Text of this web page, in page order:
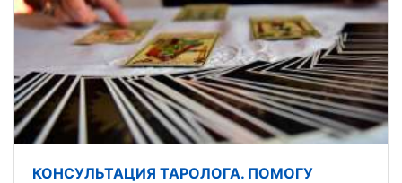
КОНСУЛЬТАЦИЯ ТАРОЛОГА. ПОМОГУ